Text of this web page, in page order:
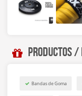
Productos /
Bandas de Goma